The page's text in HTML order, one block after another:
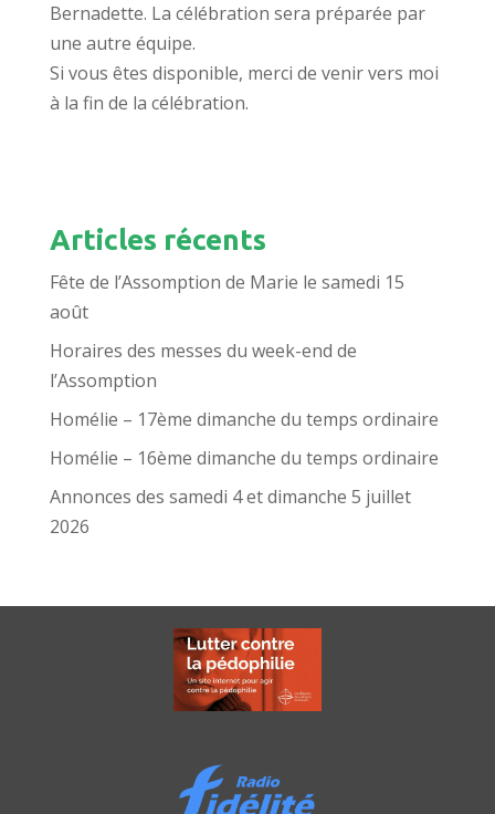
Bernadette. La célébration sera préparée par
une autre équipe.
Si vous êtes disponible, merci de venir vers moi
à la fin de la célébration.
Articles récents
Fête de l’Assomption de Marie le samedi 15
août
Horaires des messes du week-end de
l’Assomption
Homélie – 17ème dimanche du temps ordinaire
Homélie – 16ème dimanche du temps ordinaire
Annonces des samedi 4 et dimanche 5 juillet
2026